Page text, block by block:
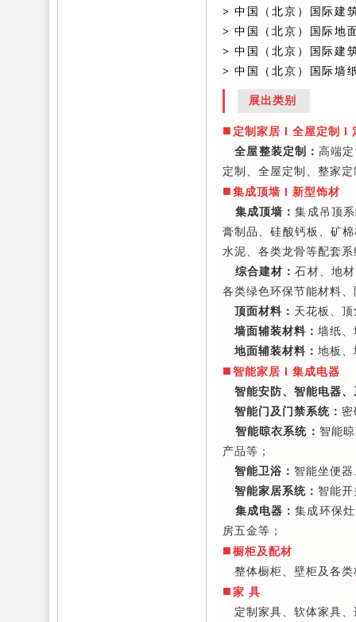
> 中国（北京）国际建
> 中国（北京）国际地
> 中国（北京）国际建
> 中国（北京）国际墙
展出类别
■ 定制家居 l 全屋定制 l
全屋整装定制：高端
定制、全屋定制、整家
■ 集成顶墙 l 新型饰材
集成顶墙：集成吊顶
膏制品、硅酸钙板、矿
水泥、各类龙骨等配套
综合建材：石材、地
各类绿色环保节能材料
顶面材料： 天花板、
墙面辅装材料： 墙纸
地面辅装材料： 地板
■ 智能家居 l 集成电器
智能安防、智能电器
智能门及门禁系统：
智能晾衣系统： 智能
产品等；
智能卫浴： 智能坐便
智能家居系统： 智能
集成电器：集成环保
房五金等；
■ 橱柜及配材
整体橱柜、壁柜及各类
■ 家 具
定制家具、软体家具、